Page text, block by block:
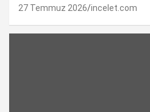
27 Temmuz 2026 incelet.com